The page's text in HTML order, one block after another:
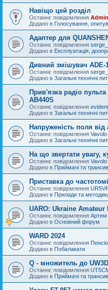
Навіщо цей розділ
Останнє повідомлення Admin
Додано в Голосування,
Адаптер для
Останнє повідомлення
Додано в Експлуатація,
Дивний змішувач ADE-
Останнє повідомлення
Додано в Загальні технічні
Прив'язка радіо
AB440S
Останнє повідомлення
Додано в Загальні технічні
Напруженість поля від
Останнє повідомлення Vavolo
Додано в Загальні технічні
На що звертати увагу,
Останнє повідомлення Vavolo
Додано в Приймачі та
Приставка до
Останнє повідомлення
Додано в Прилади та
UARO: Ukraine Аmateur
Останнє повідомлення
Додано в Основний форум
WARD 2024
Останнє повідомлення
Додано в Побалакати
Q - множитель до
Останнє повідомлення
Додано в Приймачі та